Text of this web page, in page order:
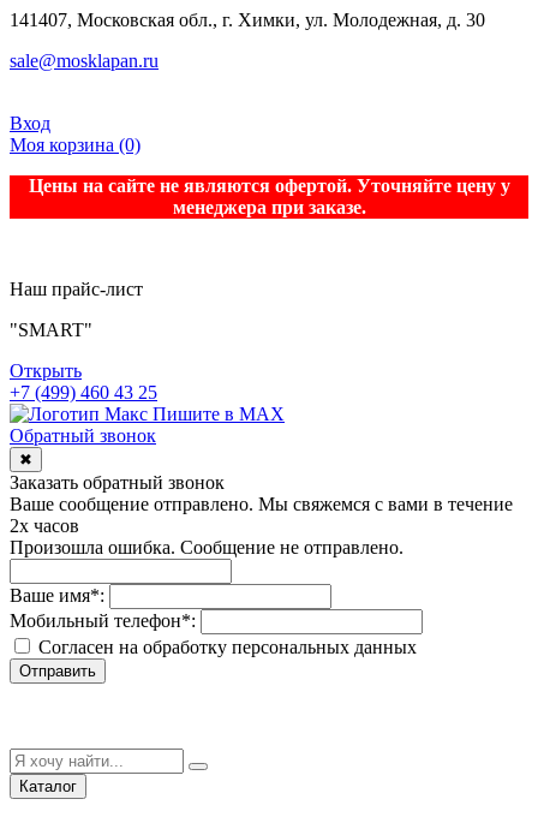
141407, Московская обл., г. Химки, ул. Молодежная, д. 30
sale@mosklapan.ru
Вход
Моя корзина (0)
Цены на сайте не являются офертой. Уточняйте цену у
менеджера при заказе.
Наш прайс-лист
"SMART"
Открыть
+7 (499) 460 43 25
Пишите в MAX
Обратный звонок
✖
Заказать обратный звонок
Ваше сообщение отправлено. Мы свяжемся с вами в течение
2х часов
Произошла ошибка. Сообщение не отправлено.
Ваше имя*:
Мобильный телефон*:
Согласен на обработку персональныx данных
Отправить
Каталог